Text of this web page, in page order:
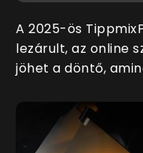
A 2025-ös
lezárult, az online
jöhet a döntő,